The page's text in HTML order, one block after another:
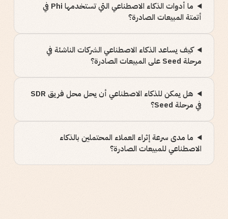
ما أدوات الذكاء الاصطناعي التي تستخدمها Phi في
أتمتة المبيعات الصادرة؟
كيف يساعد الذكاء الاصطناعي الشركات الناشئة في
مرحلة Seed على المبيعات الصادرة؟
هل يمكن للذكاء الاصطناعي أن يحل محل فريق SDR
في مرحلة Seed؟
ما مدى سرعة إثراء العملاء المحتملين بالذكاء
الاصطناعي للمبيعات الصادرة؟